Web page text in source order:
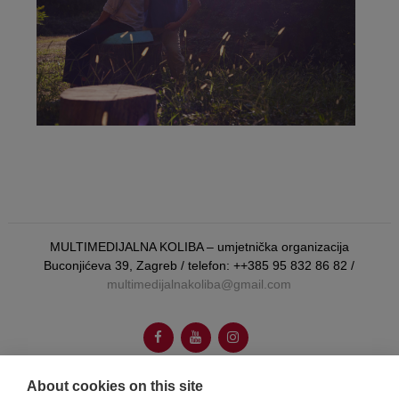
MULTIMEDIJALNA KOLIBA – umjetnička organizacija
Buconjićeva 39, Zagreb / telefon: ++385 95 832 86 82 /
multimedijalnakoliba@gmail.com
About cookies on this site